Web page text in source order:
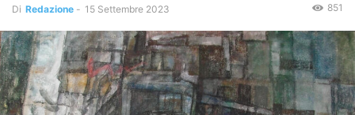
Di Redazione - 15 Settembre 2023 851